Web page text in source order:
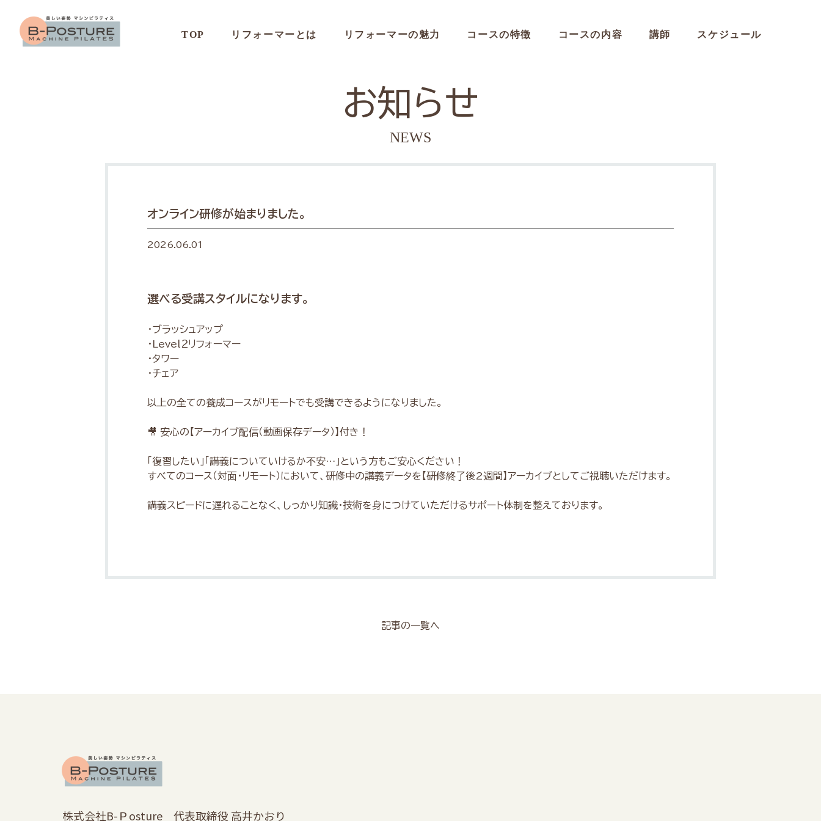
TOP リフォーマーとは リフォーマーの魅力 コースの特徴 コースの内容 講師 スケジュール
お知らせ
NEWS
オンライン研修が始まりました。
2026.06.01
選べる受講スタイルになります。
・ブラッシュアップ
・Level２リフォーマー
・タワー
・チェア
以上の全ての養成コースがリモートでも受講できるようになりました。
🎥 安心の【アーカイブ配信（動画保存データ）】付き！
「復習したい」「講義についていけるか不安…」という方もご安心ください！
すべてのコース（対面・リモート）において、研修中の講義データを【研修終了後2週間】アーカイブとしてご視聴いただけます。
講義スピードに遅れることなく、しっかり知識・技術を身につけていただけるサポート体制を整えております。
記事の一覧へ
株式会社B-Ｐosture 代表取締役 高井かおり